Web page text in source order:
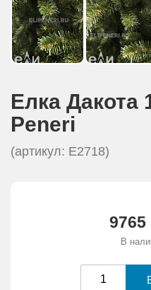
Елка Дакота
Peneri
(артикул: Е2718)
9765
В